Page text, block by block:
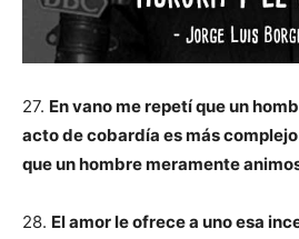
27. En vano me repetí que un
acto de cobardía es más
que un hombre meramente
28. El amor le ofrece a uno esa